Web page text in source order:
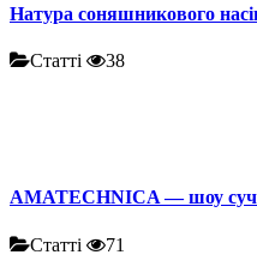
Натура соняшникового
Статті 38
AMATECHNICA — шоу
Статті 71